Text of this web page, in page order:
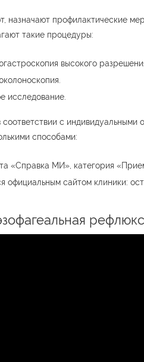
назначают профилактические
такие процедуры:
высокого
исследование.
соответствии с
способами:
«Справка МИ», категория
официальным сайтом клиники: